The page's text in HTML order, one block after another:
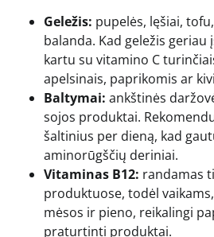
Geležis: pupelės, lęšiai,
balanda. Kad geležis geriau
kartu su vitamino C
apelsinais, paprikomis ar
Baltymai: ankštinės
sojos produktai.
šaltinius per dieną, kad
aminorūgščių deriniai.
Vitaminas B12: randamas
produktuose, todėl
mėsos ir pieno, reikalingi
praturtinti produktai.